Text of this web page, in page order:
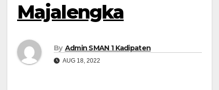
Majalengka
By Admin SMAN 1 Kadipaten
AUG 18, 2022